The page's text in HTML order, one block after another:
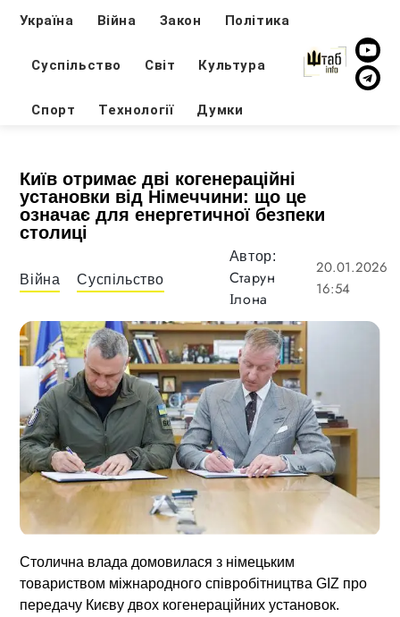
Україна Війна Закон Політика
Суспільство Світ Культура
Спорт Технології Думки
Київ отримає дві когенераційні
установки від Німеччини: що це
означає для енергетичної безпеки
столиці
Війна Суспільство
Автор:
Старун
Ілона
20.01.2026
16:54
Столична влада домовилася з німецьким
товариством міжнародного співробітництваGIZ про
передачу Києву двох когенераційних установок.